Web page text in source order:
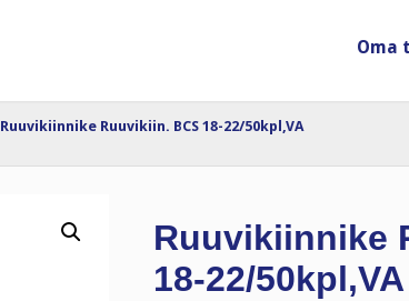
Oma
Ruuvikiinnike Ruuvikiin. BCS 18-22/50kpl,VA
Ruuvikiinnike
18-22/50kpl,VA